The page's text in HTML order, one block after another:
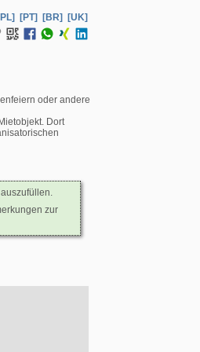
[PT] [BR]
[UK]
oder andere
Dort
zur